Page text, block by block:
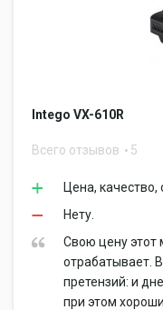
Intego VX-610R
Всего отзывов 5
Цена, качество,
Нету.
Свою цену этот
отрабатывает.
претензий: и
при этом